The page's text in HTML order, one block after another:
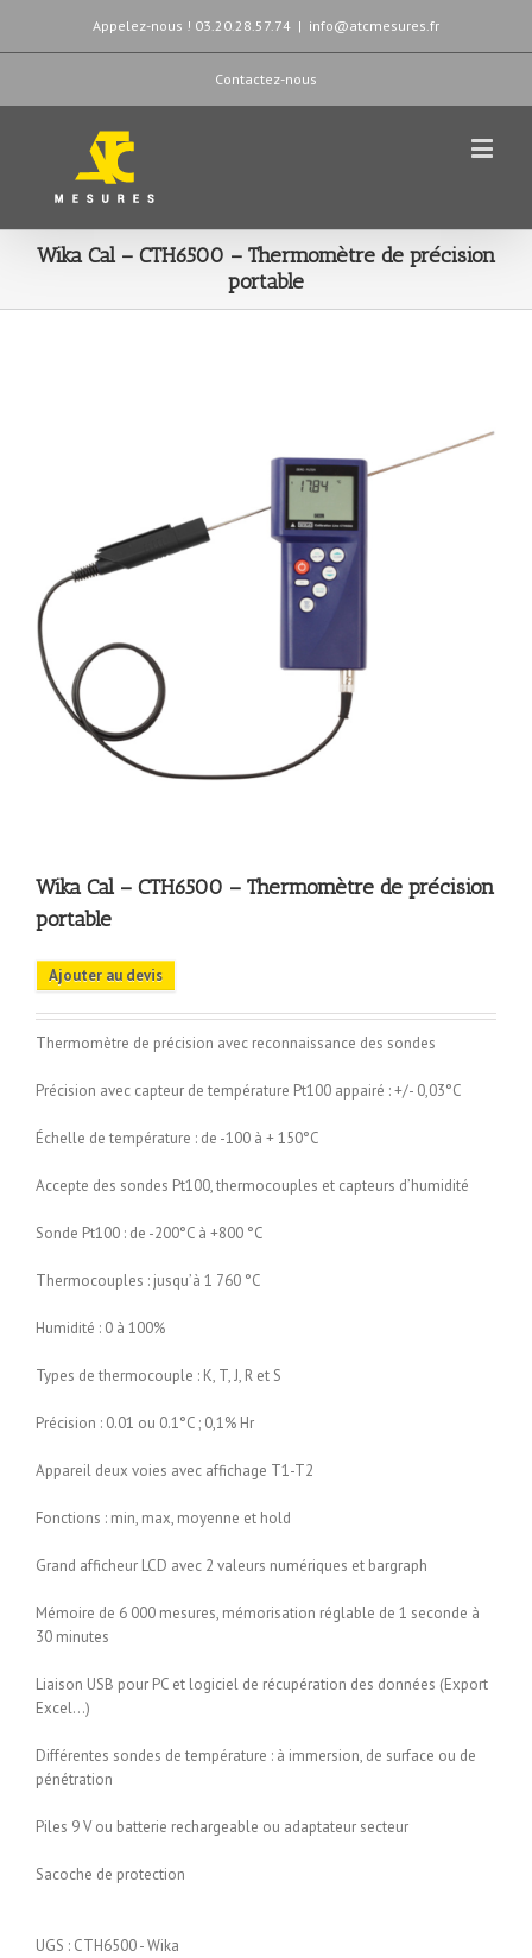
Appelez-nous ! 03.20.28.57.74 | info@atcmesures.fr
Contactez-nous
Wika Cal – CTH6500 – Thermomètre de précision
portable
Wika Cal – CTH6500 – Thermomètre de précision
portable
Ajouter au devis
Thermomètre de précision avec reconnaissance des sondes
Précision avec capteur de température Pt100 appairé : +/- 0,03°C
Échelle de température : de -100 à + 150°C
Accepte des sondes Pt100, thermocouples et capteurs d’humidité
Sonde Pt100 : de -200°C à +800 °C
Thermocouples : jusqu’à 1 760 °C
Humidité : 0 à 100%
Types de thermocouple : K, T, J, R et S
Précision : 0.01 ou 0.1°C ; 0,1% Hr
Appareil deux voies avec affichage T1-T2
Fonctions : min, max, moyenne et hold
Grand afficheur LCD avec 2 valeurs numériques et bargraph
Mémoire de 6 000 mesures, mémorisation réglable de 1 seconde à
30 minutes
Liaison USB pour PC et logiciel de récupération des données (Export
Excel…)
Différentes sondes de température : à immersion, de surface ou de
pénétration
Piles 9 V ou batterie rechargeable ou adaptateur secteur
Sacoche de protection
UGS : CTH6500 - Wika